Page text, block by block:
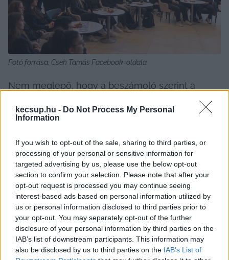
kecsup.hu - Do Not Process My Personal
Information
If you wish to opt-out of the sale, sharing to third parties, or
processing of your personal or sensitive information for
targeted advertising by us, please use the below opt-out
section to confirm your selection. Please note that after your
opt-out request is processed you may continue seeing
interest-based ads based on personal information utilized by
us or personal information disclosed to third parties prior to
your opt-out. You may separately opt-out of the further
disclosure of your personal information by third parties on the
IAB’s list of downstream participants. This information may
also be disclosed by us to third parties on the IAB’s List of
Fotó forrása: Cseh Tamás Facebook-oldala
Nem meglepő, hogy a beszámoló szerint a
Neumann János Egyetemért Alapítvány 127,5
milliárd forintos ügyéről nem esett szó.
Szerkesztőségünknek aztán levelet írt egy
névtelenséget kérő egyetemista, és
megosztotta információit a politikusi látogatásról.
„Tudomásom szerint a külügyminiszter érkezéséről
átlag hallgatók nem értesültek, csak az egyetem
Instagramján keresztül, mikor már az esemény
folyamatban volt. Az ott lévő diákok 90 százaléka a
Hallgatói Önkormányzat tagja, ez látszódik is,